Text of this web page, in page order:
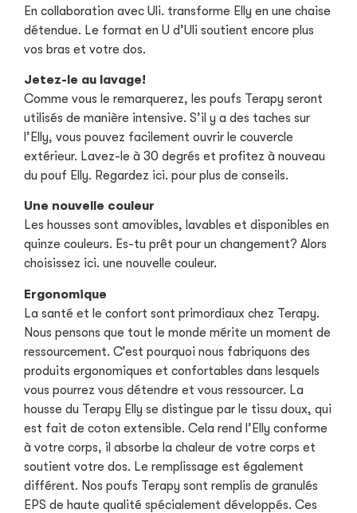
En collaboration avec Uli. transforme Elly en une chaise
détendue. Le format en U d’Uli soutient encore plus
vos bras et votre dos.
Jetez-le au lavage!
Comme vous le remarquerez, les poufs Terapy seront
utilisés de manière intensive. S’il y a des taches sur
l’Elly, vous pouvez facilement ouvrir le couvercle
extérieur. Lavez-le à 30 degrés et profitez à nouveau
du pouf Elly. Regardez ici. pour plus de conseils.
Une nouvelle couleur
Les housses sont amovibles, lavables et disponibles en
quinze couleurs. Es-tu prêt pour un changement? Alors
choisissez ici. une nouvelle couleur.
Ergonomique
La santé et le confort sont primordiaux chez Terapy.
Nous pensons que tout le monde mérite un moment de
ressourcement. C’est pourquoi nous fabriquons des
produits ergonomiques et confortables dans lesquels
vous pourrez vous détendre et vous ressourcer. La
housse du Terapy Elly se distingue par le tissu doux, qui
est fait de coton extensible. Cela rend l’Elly conforme
à votre corps, il absorbe la chaleur de votre corps et
soutient votre dos. Le remplissage est également
différent. Nos poufs Terapy sont remplis de granulés
EPS de haute qualité spécialement développés. Ces